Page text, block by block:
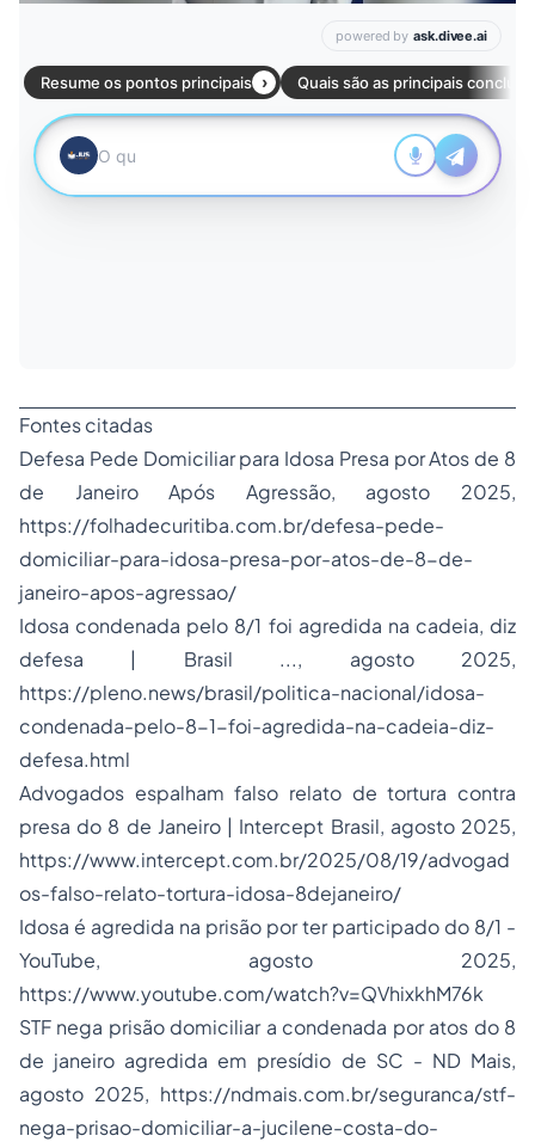
Fontes citadas
Defesa Pede Domiciliar para Idosa Presa por Atos de 8
de Janeiro Após Agressão, agosto 2025,
https://folhadecuritiba.com.br/defesa-pede-
domiciliar-para-idosa-presa-por-atos-de-8-de-
janeiro-apos-agressao/
Idosa condenada pelo 8/1 foi agredida na cadeia, diz
defesa | Brasil ..., agosto 2025,
https://pleno.news/brasil/politica-nacional/idosa-
condenada-pelo-8-1-foi-agredida-na-cadeia-diz-
defesa.html
Advogados espalham falso relato de tortura contra
presa do 8 de Janeiro | Intercept Brasil, agosto 2025,
https://www.intercept.com.br/2025/08/19/advogad
os-falso-relato-tortura-idosa-8dejaneiro/
Idosa é agredida na prisão por ter participado do 8/1 -
YouTube, agosto 2025,
https://www.youtube.com/watch?v=QVhixkhM76k
STF nega prisão domiciliar a condenada por atos do 8
de janeiro agredida em presídio de SC - ND Mais,
agosto 2025, https://ndmais.com.br/seguranca/stf-
nega-prisao-domiciliar-a-jucilene-costa-do-